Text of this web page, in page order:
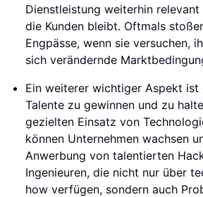
Dienstleistung weiterhin
die Kunden bleibt. Oftmals
Engpässe, wenn sie versuchen,
sich verändernde
Ein weiterer wichtiger Aspekt ist
Talente zu gewinnen und zu
gezielten Einsatz von
können Unternehmen wachsen
Anwerbung von talentierten
Ingenieuren, die nicht nur über
how verfügen, sondern auch